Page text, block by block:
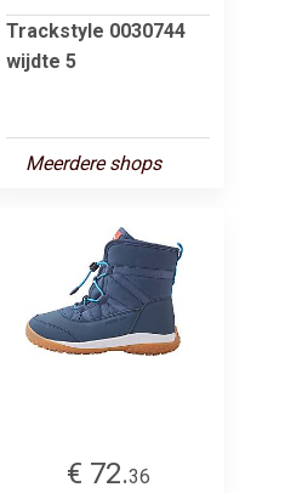
Trackstyle 0030744
wijdte 5
Meerdere shops
€ 72.36